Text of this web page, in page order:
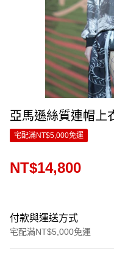
亞馬遜絲質連帽上
宅配滿NT$5,000免運
NT$14,800
付款與運送方式
宅配滿NT$5,000免運